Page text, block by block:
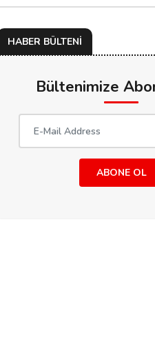
HABER BÜLTENİ
Bültenimize
ABONE OL